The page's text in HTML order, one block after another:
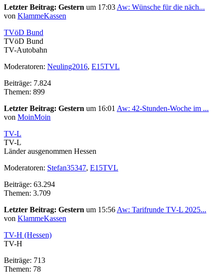
Letzter Beitrag: Gestern um 17:03 Aw: Wünsche für die näch...
von KlammeKassen
TVöD Bund
TVöD Bund
TV-Autobahn
Moderatoren: Neuling2016, E15TVL
Beiträge: 7.824
Themen: 899
Letzter Beitrag: Gestern um 16:01 Aw: 42-Stunden-Woche im ...
von MoinMoin
TV-L
TV-L
Länder ausgenommen Hessen
Moderatoren: Stefan35347, E15TVL
Beiträge: 63.294
Themen: 3.709
Letzter Beitrag: Gestern um 15:56 Aw: Tarifrunde TV-L 2025...
von KlammeKassen
TV-H (Hessen)
TV-H
Beiträge: 713
Themen: 78